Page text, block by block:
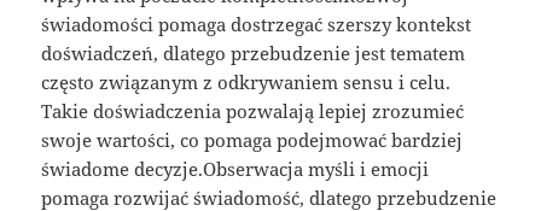
świadomości pomaga dostrzegać szerszy kontekst
doświadczeń, dlatego przebudzenie jest tematem
często związanym z odkrywaniem sensu i celu.
Takie doświadczenia pozwalają lepiej zrozumieć
swoje wartości, co pomaga podejmować bardziej
świadome decyzje.Obserwacja myśli i emocji
pomaga rozwijać świadomość, dlatego przebudzenie